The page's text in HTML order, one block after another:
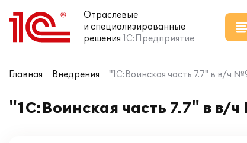
Отраслевые
и специализированные
решения 1С:Предприятие
Главная Внедрения "1С:Воинская часть 7.7" в в/ч
"1С:Воинская часть 7.7" в в/